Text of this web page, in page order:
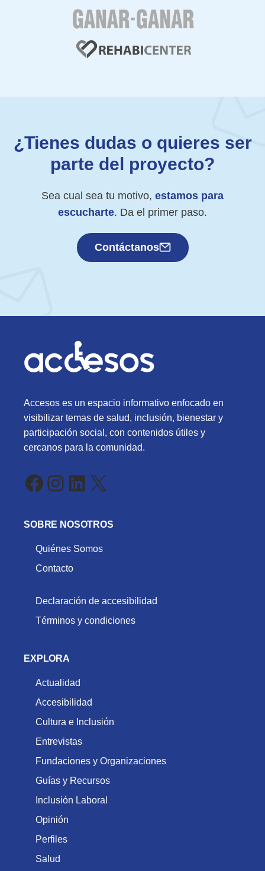
¿Tienes dudas o quieres ser
parte del proyecto?
Sea cual sea tu motivo, estamos para
escucharte. Da el primer paso.
Contáctanos
Accesos es un espacio informativo enfocado en
visibilizar temas de salud, inclusión, bienestar y
participación social, con contenidos útiles y
cercanos para la comunidad.
Facebook
Instagram
LinkedIn
X
SOBRE NOSOTROS
Quiénes Somos
Contacto
Declaración de accesibilidad
Términos y condiciones
EXPLORA
Actualidad
Accesibilidad
Cultura e Inclusión
Entrevistas
Fundaciones y Organizaciones
Guías y Recursos
Inclusión Laboral
Opinión
Perfiles
Salud